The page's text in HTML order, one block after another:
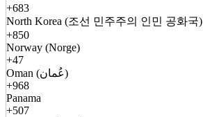
+683
North Korea (조선 민주주의 인민 공화국)
+850
Norway (Norge)
+47
Oman (عُمان)
+968
Panama
+507